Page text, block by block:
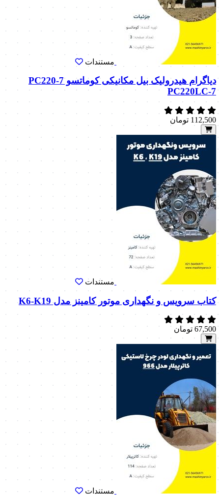
مستندات
دیاگرام هیدرولیک بیل مکانیکی کوماتسو PC220-7
PC220LC-7
112,500 تومان
مستندات
کتاب سرویس و نگهداری موتور کامینز مدل K6-K19
67,500 تومان
مستندات